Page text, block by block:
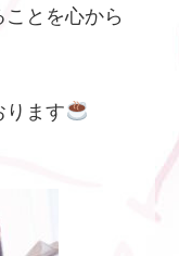
とを心から
ります